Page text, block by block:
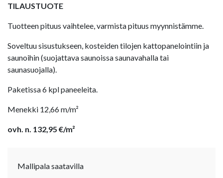
TILAUSTUOTE
Tuotteen pituus vaihtelee, varmista pituus myynnistämme.
Soveltuu sisustukseen, kosteiden tilojen kattopanelointiin ja
saunoihin (suojattava saunoissa saunavahalla tai
saunasuojalla).
Paketissa 6 kpl paneeleita.
Menekki 12,66 m/m²
ovh. n. 132,95 €/m²
Mallipala saatavilla